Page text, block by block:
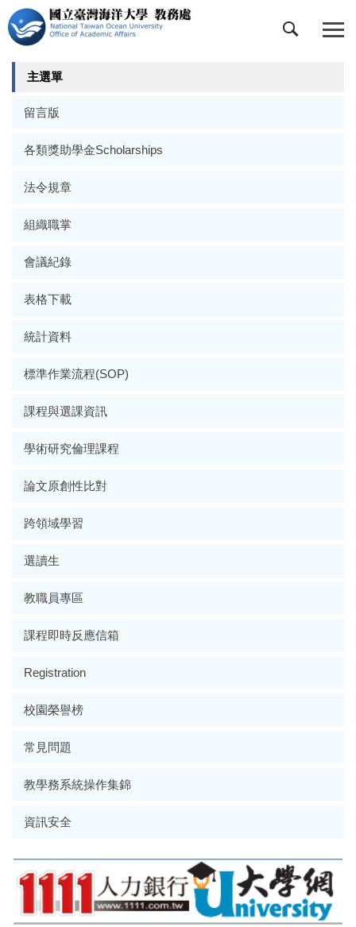
跳
到
主
要
主選單
留言版
各類獎助學金Scholarships
法令規章
組織職掌
會議紀錄
表格下載
統計資料
標準作業流程(SOP)
課程與選課資訊
學術研究倫理課程
論文原創性比對
跨領域學習
選讀生
教職員專區
課程即時反應信箱
Registration
校園榮譽榜
常見問題
教學務系統操作集錦
資訊安全